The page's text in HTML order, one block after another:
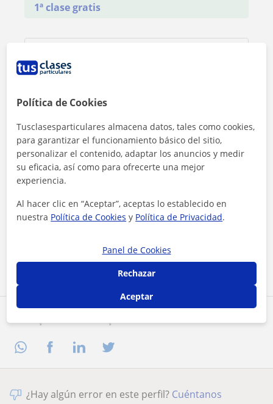
1ª clase gratis
Al hacer clic, aceptas nuestroaviso legaly deprivacidad
Contactar ahora
¿Hay algún error en este perfil? Cuéntanos
Política de Cookies
Tusclasesparticulares almacena datos, tales como cookies,
para garantizar el funcionamiento básico del sitio,
personalizar el contenido, adaptar los anuncios y medir
su eficacia, así como para ofrecerte una mejor
experiencia.
Al hacer clic en “Aceptar”, aceptas lo establecido en
nuestra Política de Cookies y Política de Privacidad.
Panel de Cookies
Rechazar
Aceptar